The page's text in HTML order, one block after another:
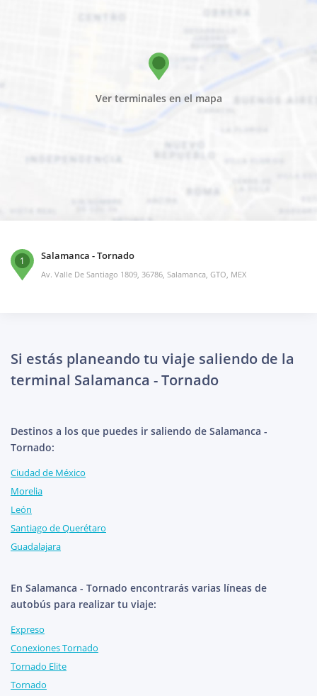
Ver terminales en el mapa
1 Salamanca - Tornado
Av. Valle De Santiago 1809, 36786, Salamanca, GTO, MEX
Si estás planeando tu viaje saliendo de la
terminal Salamanca - Tornado
Destinos a los que puedes ir saliendo de Salamanca -
Tornado:
Ciudad de México
Morelia
León
Santiago de Querétaro
Guadalajara
En Salamanca - Tornado encontrarás varias líneas de
autobús para realizar tu viaje:
Expreso
Conexiones Tornado
Tornado Elite
Tornado